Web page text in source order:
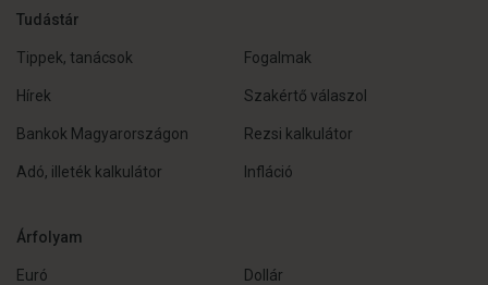
Tudástár
Tippek, tanácsok Fogalmak
Hírek Szakértő válaszol
Bankok Magyarországon Rezsi kalkulátor
Adó, illeték kalkulátor Infláció
Árfolyam
Euró Dollár